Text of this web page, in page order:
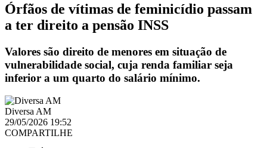
Órfãos de vítimas de feminicídio passam
a ter direito a pensão INSS
Valores são direito de menores em situação de
vulnerabilidade social, cuja renda familiar seja
inferior a um quarto do salário mínimo.
Diversa AM
29/05/2026 19:52
COMPARTILHE